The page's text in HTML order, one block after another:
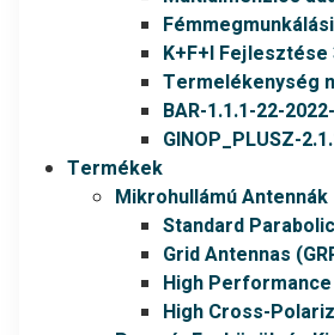
K+F+I
Termelékenység
BAR-1.1.1-22-
GINOP_PLUSZ-
Termékek
Mikrohullámú Antennák
Standard
Grid Antennas
High
High Cross-